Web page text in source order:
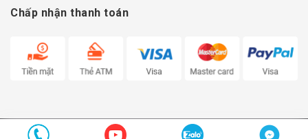
Chấp nhận thanh toán
© Bản quyền thuộc về Hoàng Chớp Bóng Bàn